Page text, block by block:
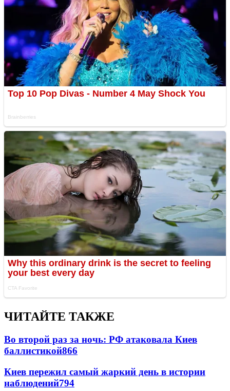
ЧИТАЙТЕ ТАКЖЕ
Во второй раз за ночь: РФ атаковала Киев
баллистикой866
Киев пережил самый жаркий день в истории
наблюдений794